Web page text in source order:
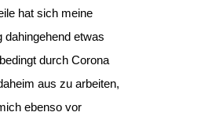
hat sich meine
dahingehend etwas
durch Corona
aus zu arbeiten,
ebenso vor